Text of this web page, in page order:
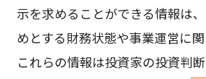
示を求めることができる情報は
めとする財務状態や事業運営に関
これらの情報は投資家の投資判